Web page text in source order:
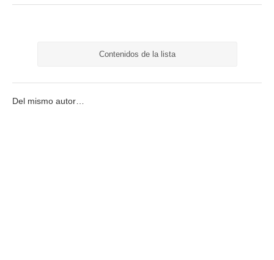
Contenidos de la lista
Del mismo autor…